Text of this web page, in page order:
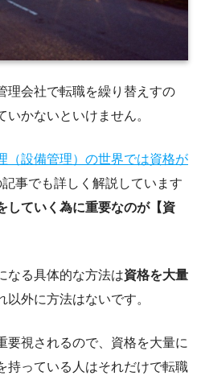
理会社で転職を繰り替えすの
かないといけません。
（設備管理）の世界では資格が
記事でも詳しく解説しています
していく為に重要なのが【資
なる具体的な方法は資格を大量
以外に方法はないです。
要視されるので、資格を大量に
持っている人はそれだけで転職